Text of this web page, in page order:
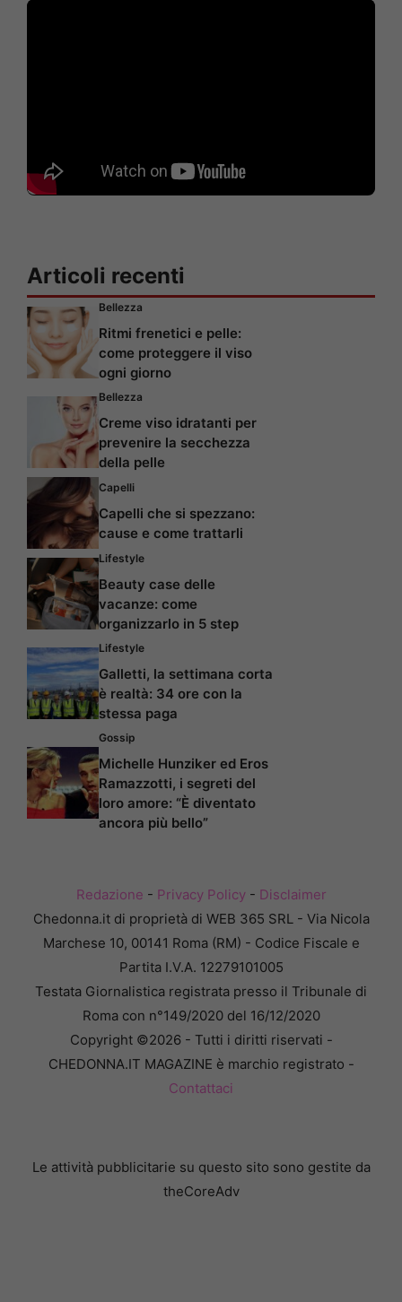
Articoli recenti
Bellezza
Ritmi frenetici e pelle:
come proteggere il viso
ogni giorno
Bellezza
Creme viso idratanti per
prevenire la secchezza
della pelle
Capelli
Capelli che si spezzano:
cause e come trattarli
Lifestyle
Beauty case delle
vacanze: come
organizzarlo in 5 step
Lifestyle
Galletti, la settimana corta
è realtà: 34 ore con la
stessa paga
Gossip
Michelle Hunziker ed Eros
Ramazzotti, i segreti del
loro amore: “È diventato
ancora più bello”
Redazione - Privacy Policy- Disclaimer
Chedonna.it di proprietà di WEB 365 SRL - Via Nicola
Marchese 10, 00141 Roma (RM) - Codice Fiscale e
Partita I.V.A. 12279101005
Testata Giornalistica registrata presso il Tribunale di
Roma con n°149/2020 del 16/12/2020
Copyright ©2026 - Tutti i diritti riservati -
CHEDONNA.IT MAGAZINE è marchio registrato -
Contattaci
Le attività pubblicitarie su questo sito sono gestite da
theCoreAdv